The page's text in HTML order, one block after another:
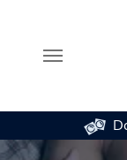
Skip to main content